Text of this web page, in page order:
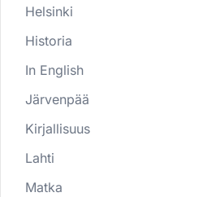
Helsinki
Historia
In English
Järvenpää
Kirjallisuus
Lahti
Matka